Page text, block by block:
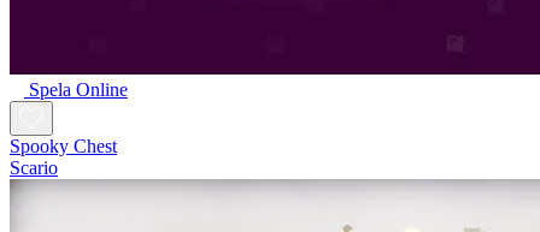
Spela Online
Spooky Chest
Scario